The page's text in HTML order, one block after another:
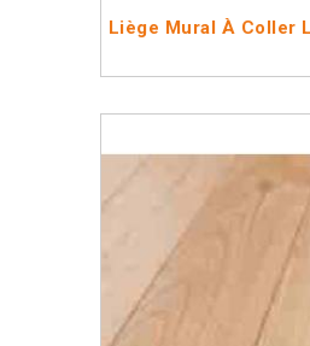
Liège Mural À Coller